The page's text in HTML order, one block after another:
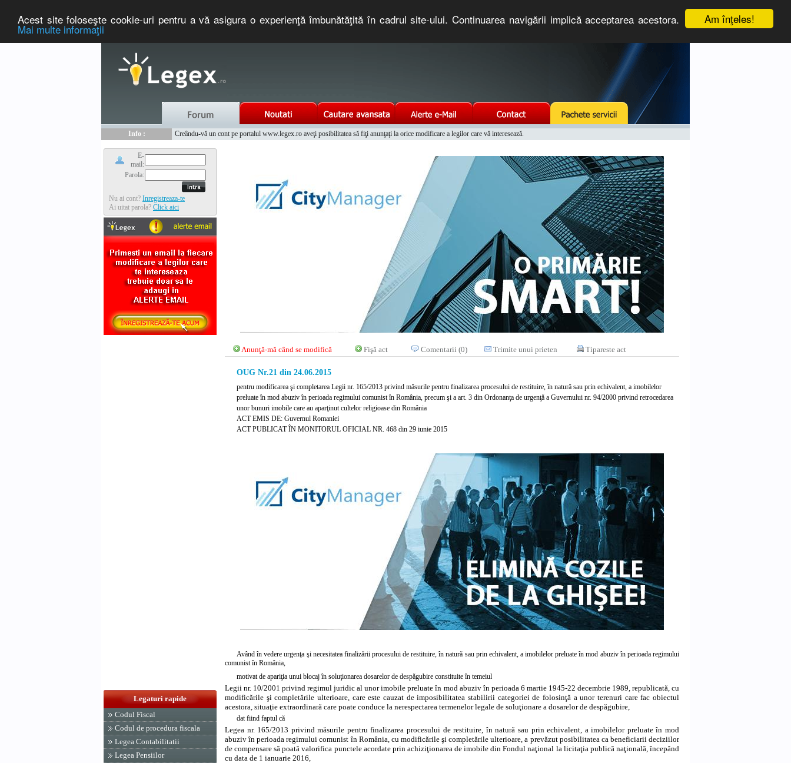
Am înţeles!
Acest site foloseşte cookie-uri pentru a vă asigura o experienţă îmbunătăţită în cadrul site-ului. Continuarea navigării implică acceptarea acestora.
Mai multe informaţii
Info :
Creându-vă un cont pe portalul www.legex.ro aveţi posibilitatea să fiţi anunţaţi la orice modificare a legilor care vă interesează.
E-
mail:
Parola:
Nu ai cont? Inregistreaza-te
Ai uitat parola? Click aici
Legaturi rapide
Codul Fiscal
Codul de procedura fiscala
Legea Contabilitatii
Legea Pensiilor
Anunţă-mă când se modifică Fişă act Comentarii (0) Trimite unui prieten Tipareste act
OUG Nr.21 din 24.06.2015
pentru modificarea şi completarea Legii nr. 165/2013 privind măsurile pentru finalizarea procesului de restituire, în natură sau prin echivalent, a imobilelor
preluate în mod abuziv în perioada regimului comunist în România, precum şi a art. 3 din Ordonanţa de urgenţă a Guvernului nr. 94/2000 privind retrocedarea
unor bunuri imobile care au aparţinut cultelor religioase din România
ACT EMIS DE: Guvernul Romaniei
ACT PUBLICAT ÎN MONITORUL OFICIAL NR. 468 din 29 iunie 2015
Având în vedere urgenţa şi necesitatea finalizării procesului de restituire, în natură sau prin echivalent, a imobilelor preluate în mod abuziv în perioada regimului
comunist în România,
motivat de apariţia unui blocaj în soluţionarea dosarelor de despăgubire constituite în temeiul
Legii nr. 10/2001 privind regimul juridic al unor imobile preluate în mod abuziv în perioada 6 martie 1945-22 decembrie 1989, republicată, cu
modificările şi completările ulterioare, care este cauzat de imposibilitatea stabilirii categoriei de folosinţă a unor terenuri care fac obiectul
acestora, situaţie extraordinară care poate conduce la nerespectarea termenelor legale de soluţionare a dosarelor de despăgubire,
dat fiind faptul că
Legea nr. 165/2013 privind măsurile pentru finalizarea procesului de restituire, în natură sau prin echivalent, a imobilelor preluate în mod
abuziv în perioada regimului comunist în România, cu modificările şi completările ulterioare, a prevăzut posibilitatea ca beneficiarii deciziilor
de compensare să poată valorifica punctele acordate prin achiziţionarea de imobile din Fondul naţional la licitaţia publică naţională, începând
cu data de 1 ianuarie 2016,